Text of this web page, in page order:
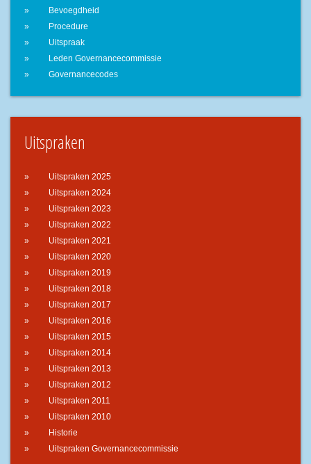
Bevoegdheid
Procedure
Uitspraak
Leden Governancecommissie
Governancecodes
Uitspraken
Uitspraken 2025
Uitspraken 2024
Uitspraken 2023
Uitspraken 2022
Uitspraken 2021
Uitspraken 2020
Uitspraken 2019
Uitspraken 2018
Uitspraken 2017
Uitspraken 2016
Uitspraken 2015
Uitspraken 2014
Uitspraken 2013
Uitspraken 2012
Uitspraken 2011
Uitspraken 2010
Historie
Uitspraken Governancecommissie